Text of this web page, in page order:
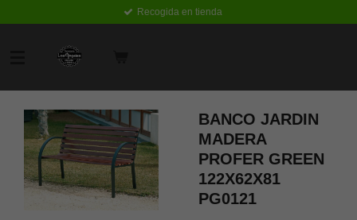
Recogida en tienda
BANCO JARDIN
MADERA
PROFER GREEN
122X62X81
PG0121